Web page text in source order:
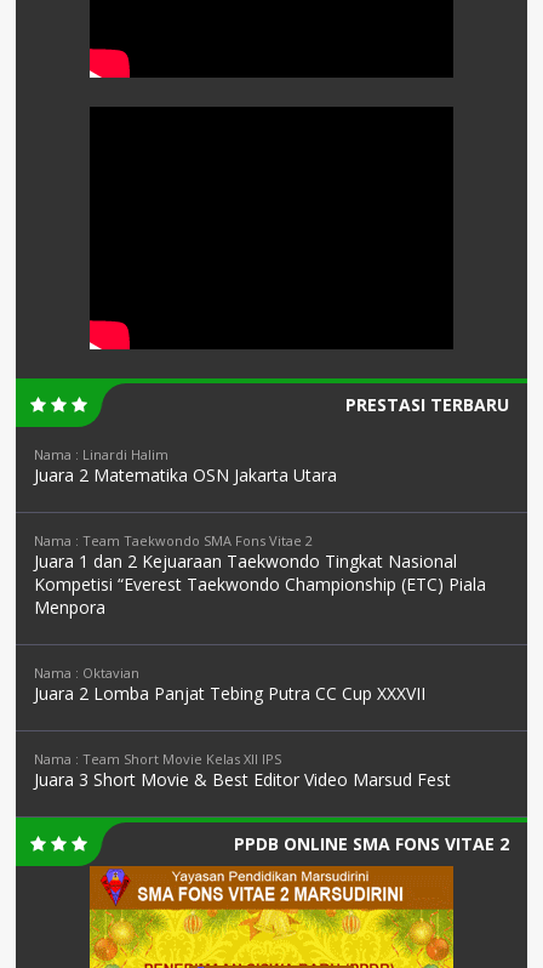
PRESTASI TERBARU
Nama : Linardi Halim
Juara 2 Matematika OSN Jakarta Utara
Nama : Team Taekwondo SMA Fons Vitae 2
Juara 1 dan 2 Kejuaraan Taekwondo Tingkat Nasional
Kompetisi “Everest Taekwondo Championship (ETC) Piala
Menpora
Nama : Oktavian
Juara 2 Lomba Panjat Tebing Putra CC Cup XXXVII
Nama : Team Short Movie Kelas XII IPS
Juara 3 Short Movie & Best Editor Video Marsud Fest
PPDB ONLINE SMA FONS VITAE 2